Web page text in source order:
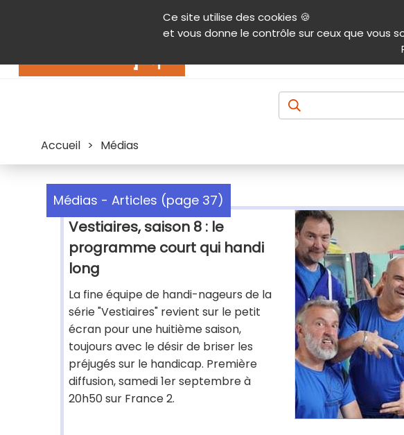
Ce site utilise des cookies 🍪
et vous donne le contrôle sur ceux que vous
Contenu Aide et accessibilité Menu principal
Produits &
Accueil > Médias
Médias - Articles (page 37)
Vestiaires, saison 8 : le
programme court qui handi
long
La fine équipe de handi-nageurs de la
série "Vestiaires" revient sur le petit
écran pour une huitième saison,
toujours avec le désir de briser les
préjugés sur le handicap. Première
diffusion, samedi 1er septembre à
20h50 sur France 2.